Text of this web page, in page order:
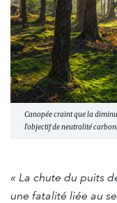
Canopée craint que la
l'objectif de neutralité
« La chute du puits
une fatalité liée au